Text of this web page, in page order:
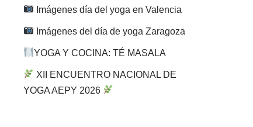
Imágenes día del yoga en Valencia
Imágenes del día de yoga Zaragoza
YOGA Y COCINA: TÉ MASALA
XII ENCUENTRO NACIONAL DE
YOGA AEPY 2026